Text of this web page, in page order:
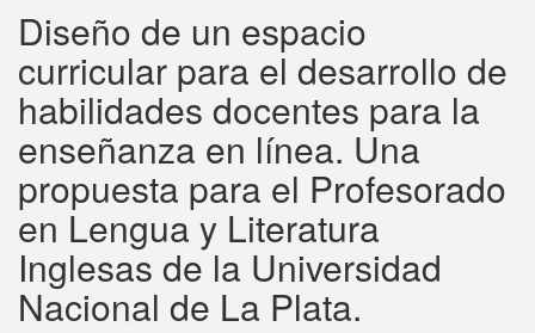
Diseño de un espacio
curricular para el desarrollo de
habilidades docentes para la
enseñanza en línea. Una
propuesta para el Profesorado
en Lengua y Literatura
Inglesas de la Universidad
Nacional de La Plata.